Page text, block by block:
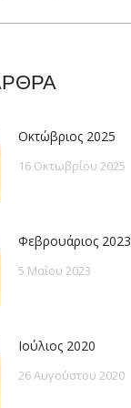
Οκτώβριος 2025
16 Οκτωβρίου 2025
Φεβρουάριος 2023
5 Μαΐου 2023
Ιούλιος 2020
26 Αυγούστου 2020